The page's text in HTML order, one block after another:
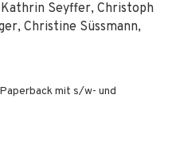
Seyffer, Christoph
Christine Süssmann,
Paperback mit s/w- und